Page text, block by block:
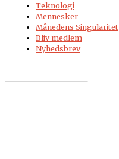
Teknologi
Mennesker
Månedens Singularitet
Bliv medlem
Nyhedsbrev